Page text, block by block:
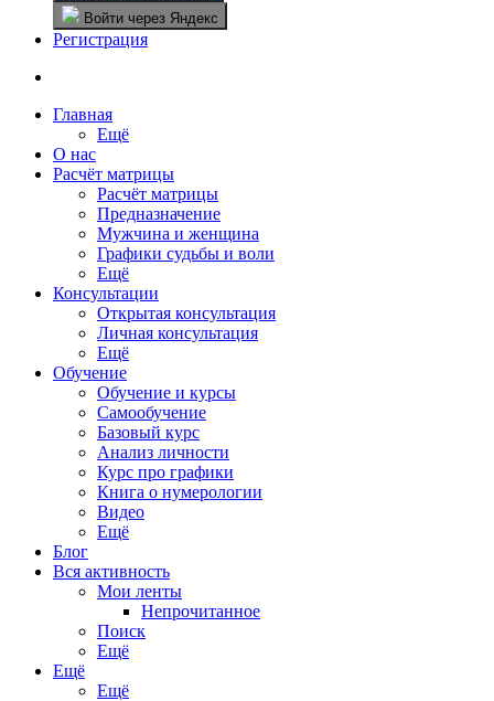
Войти через Яндекс
Регистрация
Главная
Ещё
О нас
Расчёт матрицы
Расчёт матрицы
Предназначение
Мужчина и женщина
Графики судьбы и воли
Ещё
Консультации
Открытая консультация
Личная консультация
Ещё
Обучение
Обучение и курсы
Самообучение
Базовый курс
Анализ личности
Курс про графики
Книга о нумерологии
Видео
Ещё
Блог
Вся активность
Мои ленты
Непрочитанное
Поиск
Ещё
Ещё
Ещё